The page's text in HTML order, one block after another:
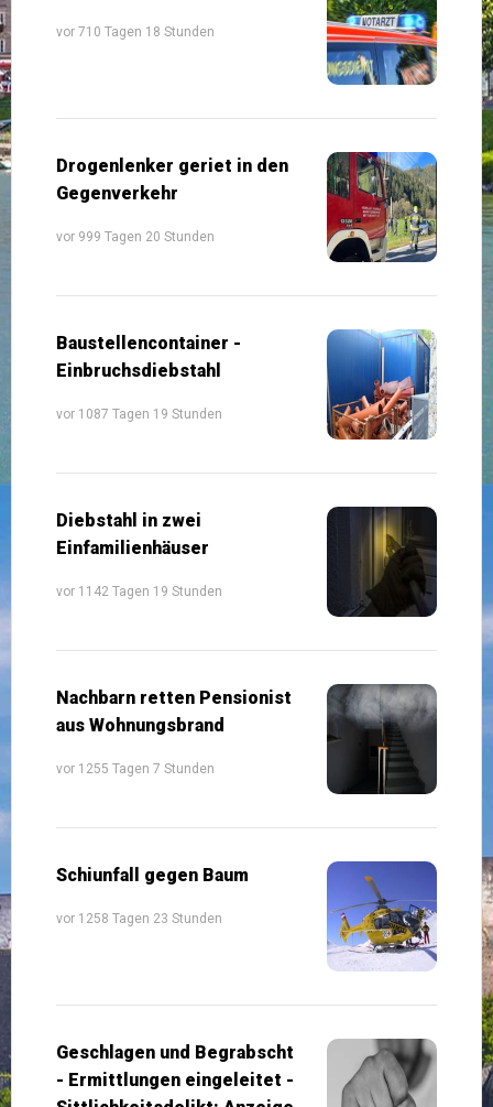
vor 710 Tagen 18 Stunden
Drogenlenker geriet in den
Gegenverkehr
vor 999 Tagen 20 Stunden
Baustellencontainer -
Einbruchsdiebstahl
vor 1087 Tagen 19 Stunden
Diebstahl in zwei
Einfamilienhäuser
vor 1142 Tagen 19 Stunden
Nachbarn retten Pensionist
aus Wohnungsbrand
vor 1255 Tagen 7 Stunden
Schiunfall gegen Baum
vor 1258 Tagen 23 Stunden
Geschlagen und Begrabscht
- Ermittlungen eingeleitet -